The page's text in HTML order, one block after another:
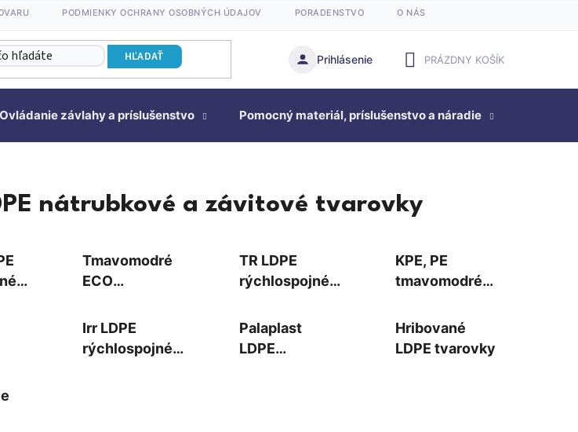
PODMIENKY OCHRANY OSOBNÝCH ÚDAJOV PORADENSTVO O NÁS
HĽADAŤ Prihlásenie
KOŠÍK
PRÁZDNY KOŠÍK
Ovládanie závlahy a príslušenstvo Pomocný materiál, príslušenstvo a náradie
nátrubkové a závitové tvarovky
Tmavomodré
ECO
tvarovky do 16
bar
TR LDPE
rýchlospojné
KPE, PE
tmavomodré
tvarovky do 16
bar
Irr LDPE
rýchlospojné
Palaplast
LDPE
Hribované
LDPE tvarovky